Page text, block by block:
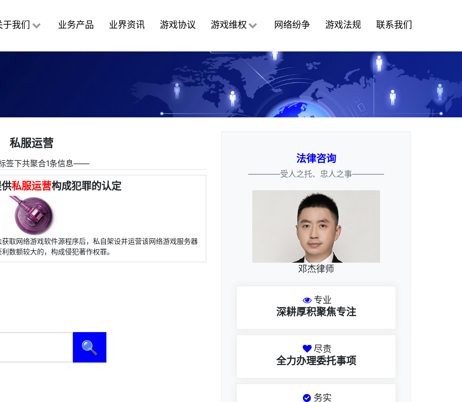
于我们 业务产品 业界资讯 游戏协议 游戏维权 网络纷争 游戏法规 联系我们
私服运营
下共聚合1条信息――
私服运营构成犯罪的认定
取网络游戏软件源程序后，私自架设并运营该网络游戏服务器
数额较大的，构成侵犯著作权罪。
🔍
法律咨询
————受人之托、忠人之事————
邓杰律师
专业
深耕厚积聚焦专注
尽责
全力办理委托事项
务实